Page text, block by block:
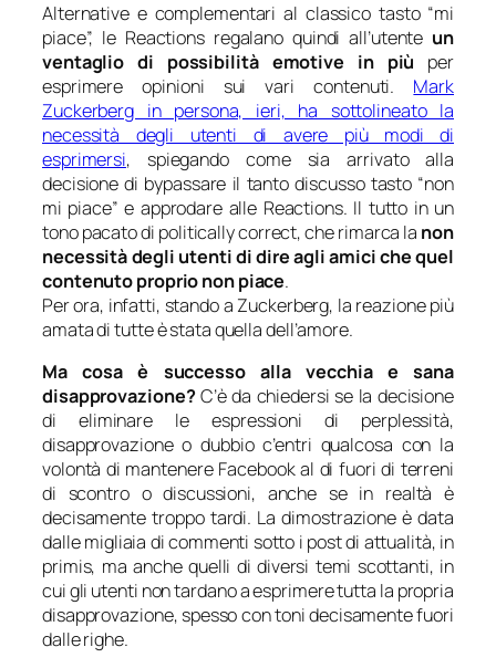
Alternative e complementari al classico tasto “mi
piace”, le Reactions regalano quindi all’utente un
ventaglio di possibilità emotive in più per
esprimere opinioni sui vari contenuti. Mark
Zuckerberg in persona, ieri, ha sottolineato la
necessità degli utenti di avere più modi di
esprimersi, spiegando come sia arrivato alla
decisione di bypassare il tanto discusso tasto “non
mi piace” e approdare alle Reactions. Il tutto in un
tono pacato di politically correct, che rimarca la non
necessità degli utenti di dire agli amici che quel
contenuto proprio non piace.
Per ora, infatti, stando a Zuckerberg, la reazione più
amata di tutte è stata quella dell’amore.
Ma cosa è successo alla vecchia e sana
disapprovazione?C’è da chiedersi se la decisione
di eliminare le espressioni di perplessità,
disapprovazione o dubbio c’entri qualcosa con la
volontà di mantenere Facebook al di fuori di terreni
di scontro o discussioni, anche se in realtà è
decisamente troppo tardi. La dimostrazione è data
dalle migliaia di commenti sotto i post di attualità, in
primis, ma anche quelli di diversi temi scottanti, in
cui gli utenti non tardano a esprimere tutta la propria
disapprovazione, spesso con toni decisamente fuori
dalle righe.